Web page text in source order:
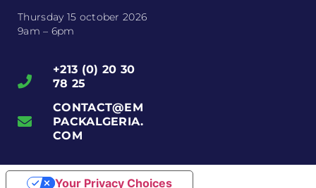
Thursday 15 october 2026
9am – 6pm
+213 (0) 20 30
78 25
CONTACT@EM
PACKALGERIA.
COM
Your Privacy Choices